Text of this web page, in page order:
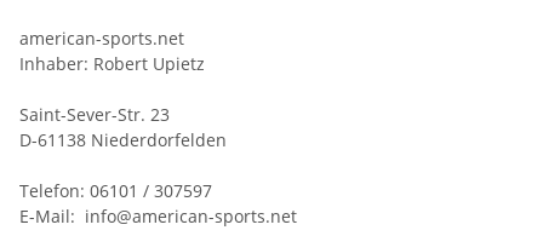
american-sports.net
Inhaber: Robert Upietz
Saint-Sever-Str. 23
D-61138 Niederdorfelden
Telefon: 06101 / 307597
E-Mail: info@american-sports.net